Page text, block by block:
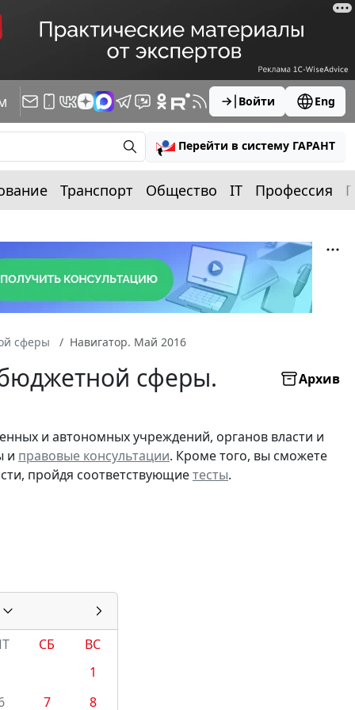
Войти Eng
Перейти в систему ГАРАНТ
Транспорт Общество IT Профессия
сферы Навигатор. Май 2016
сферы.
Архив
и автономных учреждений, органов власти и
и правовые консультации. Кроме того, вы сможете
пройдя соответствующиетесты.
СБ
ВС
1
7
8